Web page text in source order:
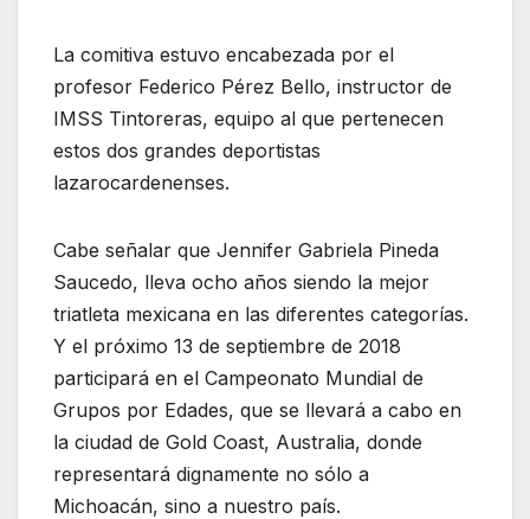
La comitiva estuvo encabezada por el
profesor Federico Pérez Bello, instructor de
IMSS Tintoreras, equipo al que pertenecen
estos dos grandes deportistas
lazarocardenenses.
Cabe señalar que Jennifer Gabriela Pineda
Saucedo, lleva ocho años siendo la mejor
triatleta mexicana en las diferentes categorías.
Y el próximo 13 de septiembre de 2018
participará en el Campeonato Mundial de
Grupos por Edades, que se llevará a cabo en
la ciudad de Gold Coast, Australia, donde
representará dignamente no sólo a
Michoacán, sino a nuestro país.